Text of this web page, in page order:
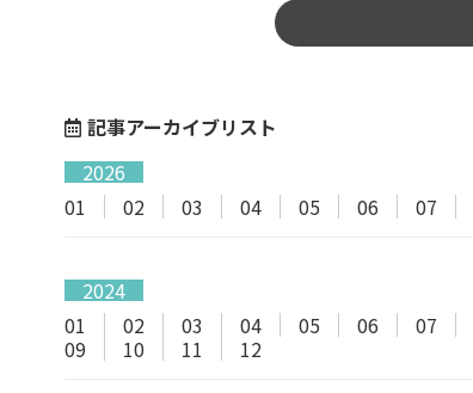
記事アーカイブリスト
2026
01
02 03 04 05 06 07
2024
01
02 03 04 05 06 07
09
10 11 12